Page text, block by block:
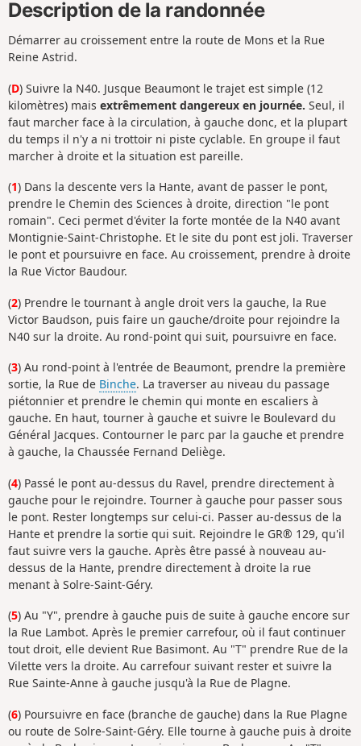
Description de la randonnée
Démarrer au croissement entre la route de Mons et la Rue
Reine Astrid.
(D) Suivre la N40. Jusque Beaumont le trajet est simple (12
kilomètres) mais extrêmement dangereux en journée. Seul, il
faut marcher face à la circulation, à gauche donc, et la plupart
du temps il n'y a ni trottoir ni piste cyclable. En groupe il faut
marcher à droite et la situation est pareille.
(1) Dans la descente vers la Hante, avant de passer le pont,
prendre le Chemin des Sciences à droite, direction "le pont
romain". Ceci permet d'éviter la forte montée de la N40 avant
Montignie-Saint-Christophe. Et le site du pont est joli. Traverser
le pont et poursuivre en face. Au croissement, prendre à droite
la Rue Victor Baudour.
(2) Prendre le tournant à angle droit vers la gauche, la Rue
Victor Baudson, puis faire un gauche/droite pour rejoindre la
N40 sur la droite. Au rond-point qui suit, poursuivre en face.
(3) Au rond-point à l'entrée de Beaumont, prendre la première
sortie, la Rue de Binche. La traverser au niveau du passage
piétonnier et prendre le chemin qui monte en escaliers à
gauche. En haut, tourner à gauche et suivre le Boulevard du
Général Jacques. Contourner le parc par la gauche et prendre
à gauche, la Chaussée Fernand Deliège.
(4) Passé le pont au-dessus du Ravel, prendre directement à
gauche pour le rejoindre. Tourner à gauche pour passer sous
le pont. Rester longtemps sur celui-ci. Passer au-dessus de la
Hante et prendre la sortie qui suit. Rejoindre le GR® 129, qu'il
faut suivre vers la gauche. Après être passé à nouveau au-
dessus de la Hante, prendre directement à droite la rue
menant à Solre-Saint-Géry.
(5) Au "Y", prendre à gauche puis de suite à gauche encore sur
la Rue Lambot. Après le premier carrefour, où il faut continuer
tout droit, elle devient Rue Basimont. Au "T" prendre Rue de la
Vilette vers la droite. Au carrefour suivant rester et suivre la
Rue Sainte-Anne à gauche jusqu'à la Rue de Plagne.
(6) Poursuivre en face (branche de gauche) dans la Rue Plagne
ou route de Solre-Saint-Géry. Elle tourne à gauche puis à droite